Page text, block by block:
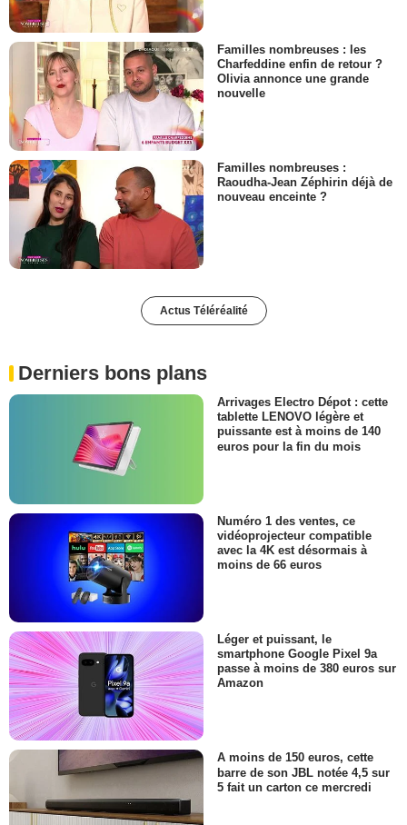
Familles nombreuses : les
Charfeddine enfin de retour ?
Olivia annonce une grande
nouvelle
Familles nombreuses :
Raoudha-Jean Zéphirin déjà de
nouveau enceinte ?
Actus Téléréalité
Derniers bons plans
Arrivages Electro Dépot : cette
tablette LENOVO légère et
puissante est à moins de 140
euros pour la fin du mois
Numéro 1 des ventes, ce
vidéoprojecteur compatible
avec la 4K est désormais à
moins de 66 euros
Léger et puissant, le
smartphone Google Pixel 9a
passe à moins de 380 euros sur
Amazon
A moins de 150 euros, cette
barre de son JBL notée 4,5 sur
5 fait un carton ce mercredi